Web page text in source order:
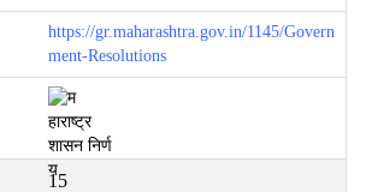
https://gr.maharashtra.gov.in/1145/Govern
ment-Resolutions
15